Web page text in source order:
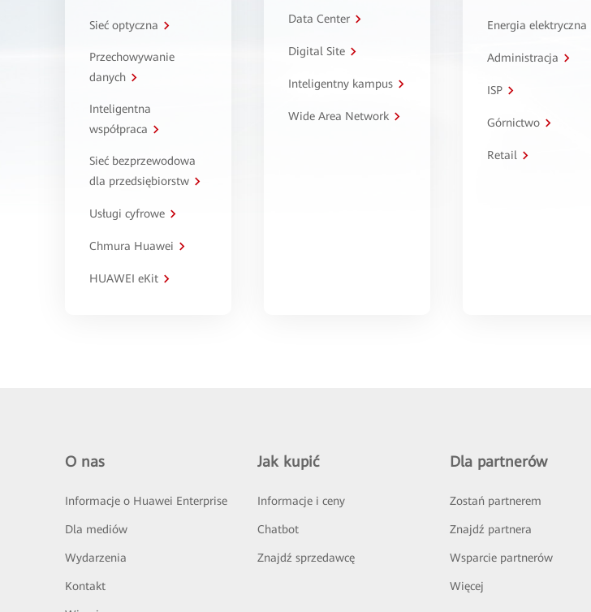
Sieć optyczna
Przechowywanie
danych
Inteligentna
współpraca
Sieć bezprzewodowa
dla przedsiębiorstw
Usługi cyfrowe
Chmura Huawei
HUAWEI eKit
Data Center
Digital Site
Inteligentny kampus
Wide Area Network
Energia elektryczna
Administracja
ISP
Górnictwo
Retail
O nas
Informacje o Huawei Enterprise
Dla mediów
Wydarzenia
Kontakt
Jak kupić
Informacje i ceny
Chatbot
Znajdź sprzedawcę
Dla partnerów
Zostań partnerem
Znajdź partnera
Wsparcie partnerów
Więcej